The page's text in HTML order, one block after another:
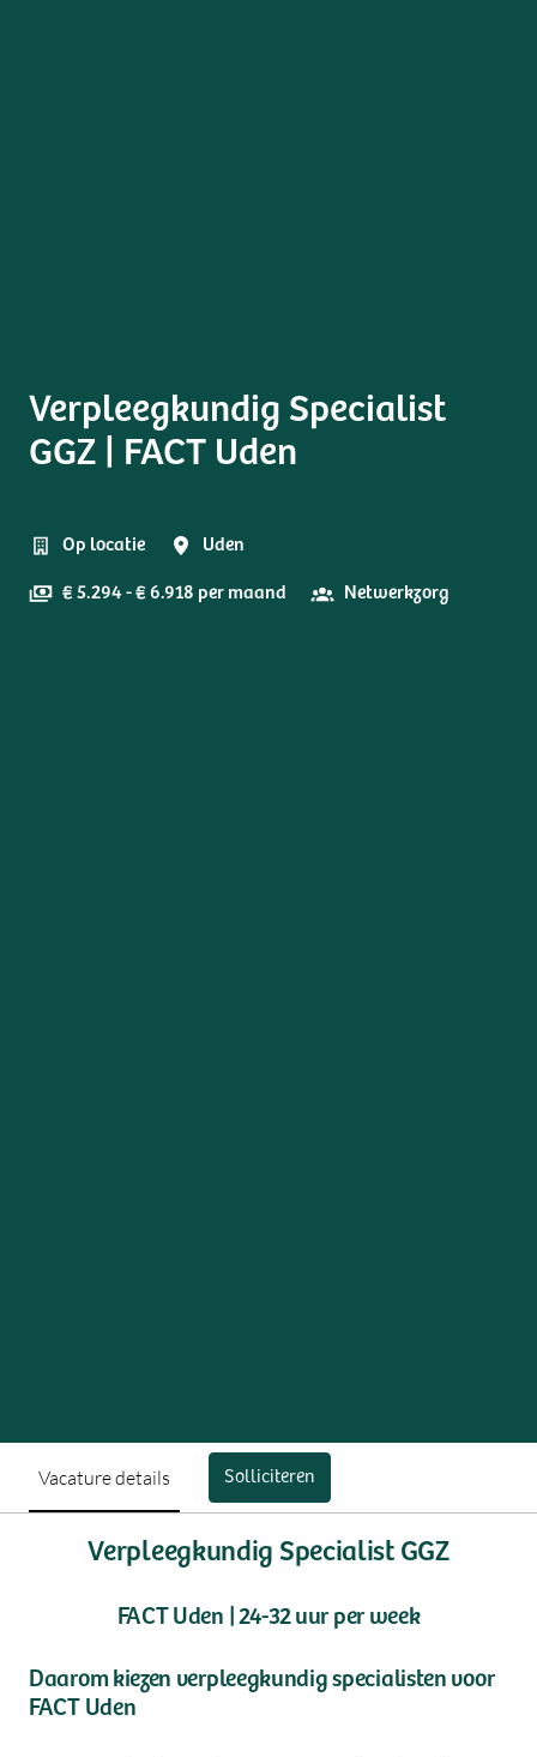
Verpleegkundig Specialist
GGZ | FACT Uden
Op locatie Uden
€ 5.294 - € 6.918 per maand Netwerkzorg
Vacature details Solliciteren
Verpleegkundig Specialist GGZ
FACT Uden | 24-32 uur per week
Daarom kiezen verpleegkundig specialisten voor
FACT Uden